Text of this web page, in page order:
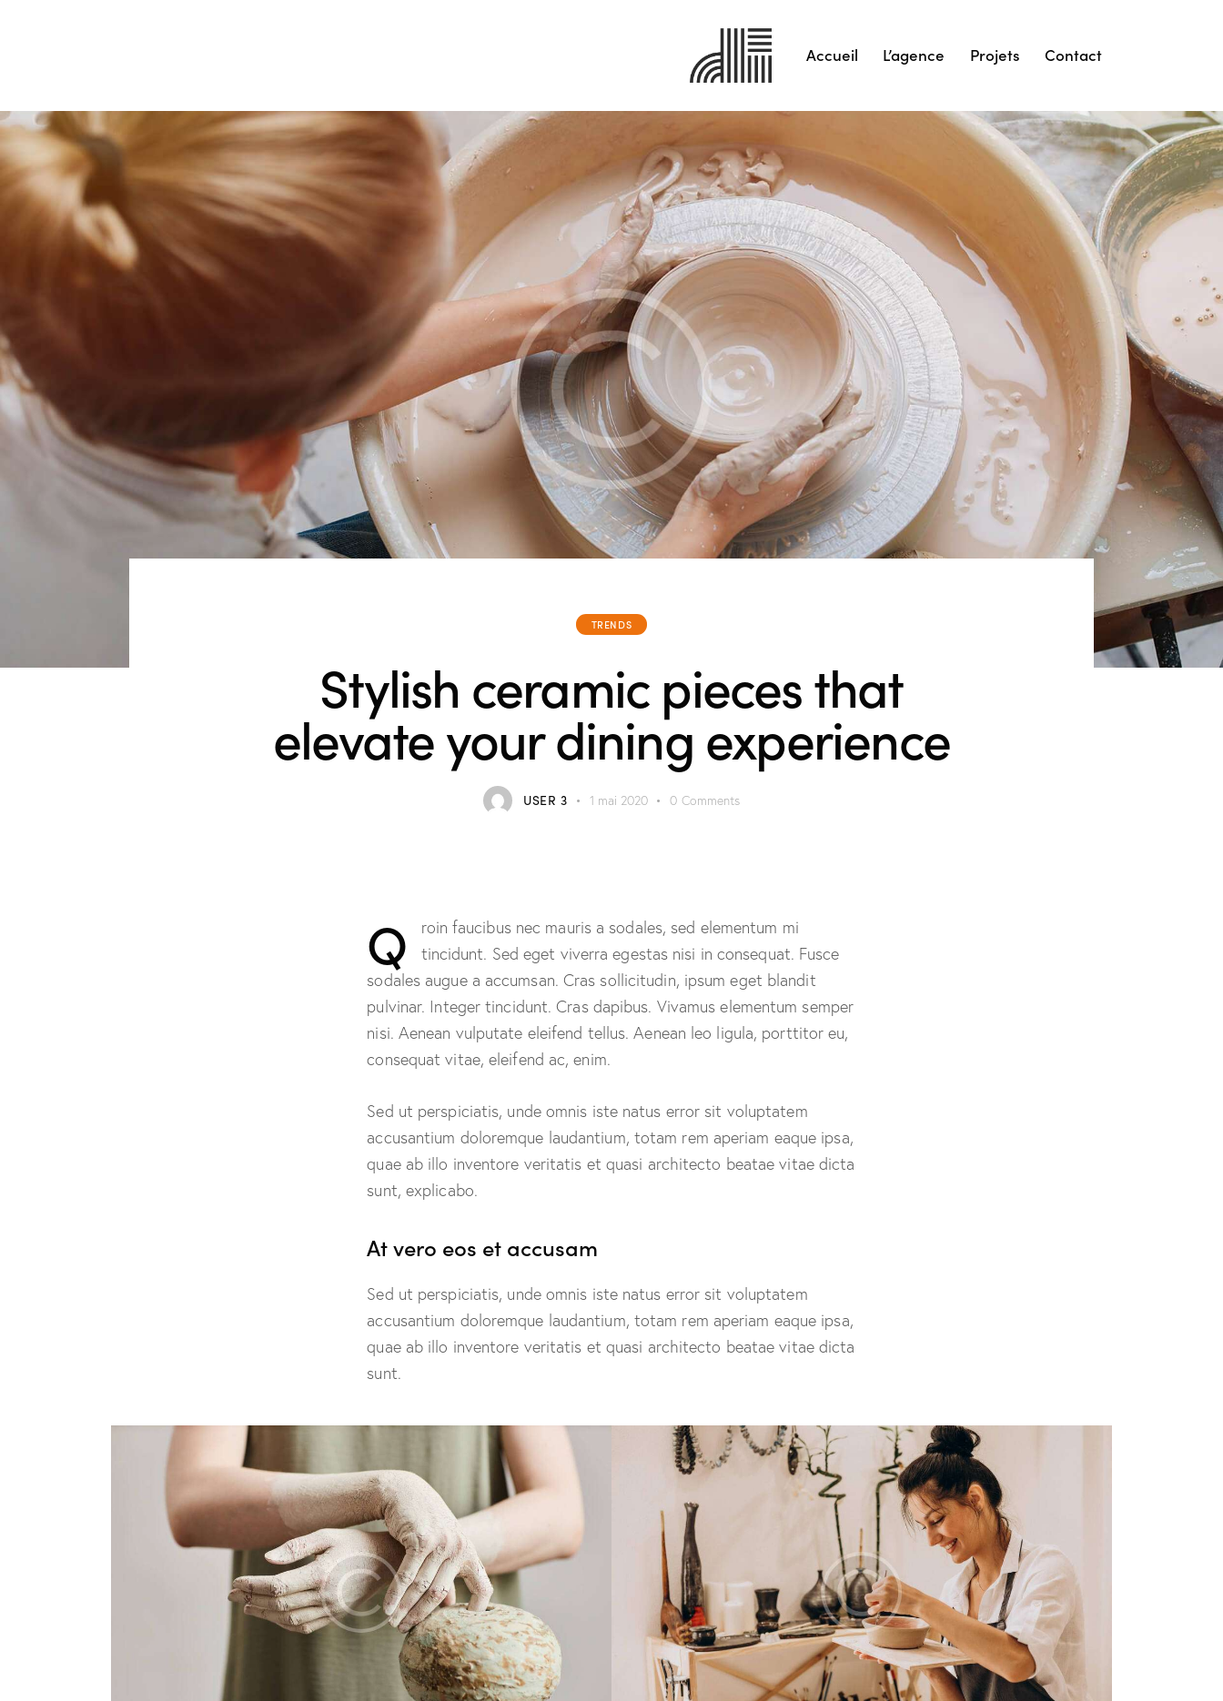
Accueil L’agence Projets Contact
Réalisations En cours
TRENDS
Stylish ceramic pieces that
elevate your dining experience
USER 3 1 mai 2020 0 Comments
Q
roin faucibus nec mauris a sodales, sed elementum mi
tincidunt. Sed eget viverra egestas nisi in consequat. Fusce
sodales augue a accumsan. Cras sollicitudin, ipsum eget blandit
pulvinar. Integer tincidunt. Cras dapibus. Vivamus elementum semper
nisi. Aenean vulputate eleifend tellus. Aenean leo ligula, porttitor eu,
consequat vitae, eleifend ac, enim.
Sed ut perspiciatis, unde omnis iste natus error sit voluptatem
accusantium doloremque laudantium, totam rem aperiam eaque ipsa,
quae ab illo inventore veritatis et quasi architecto beatae vitae dicta
sunt, explicabo.
At vero eos et accusam
Sed ut perspiciatis, unde omnis iste natus error sit voluptatem
accusantium doloremque laudantium, totam rem aperiam eaque ipsa,
quae ab illo inventore veritatis et quasi architecto beatae vitae dicta
sunt.